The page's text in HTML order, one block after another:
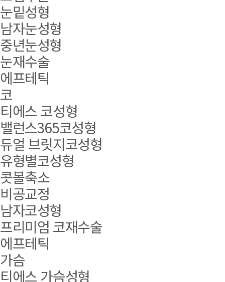
눈밑성형
남자눈성형
중년눈성형
눈재수술
에프테틱
코
티에스 코성형
밸런스365코성형
듀얼 브릿지코성형
유형별코성형
콧볼축소
비공교정
남자코성형
프리미엄 코재수술
에프테틱
가슴
티에스 가슴성형